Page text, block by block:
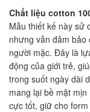
Chất liệu cotton
Mẫu thiết kế này sử
nhưng vẫn đảm bảo
người mặc. Đây là
động của giới trẻ,
trong suốt ngày dài
mang lại bề mặt
cực tốt, giữ cho